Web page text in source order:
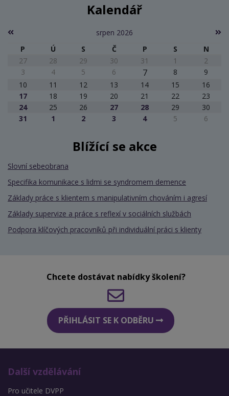
Kalendář
srpen 2026
P
Ú S Č P S
N
27
28 29 30 31 1
2
3
4 5 6 7 8
9
10
11 12 13 14 15
16
17
18 19 20 21 22
23
24
25 26 27 28 29
30
31
1 2 3 4 5 6
Blížící se akce
Slovní sebeobrana
Specifika komunikace s lidmi se syndromem demence
Základy práce s klientem s manipulativním chováním i agresí
Základy supervize a práce s reflexí v sociálních službách
Podpora klíčových pracovníků při individuální práci s klienty
Chcete dostávat nabídky školení?
PŘIHLÁSIT SE K ODBĚRU
Další vzdělávání
Pro učitele DVPP